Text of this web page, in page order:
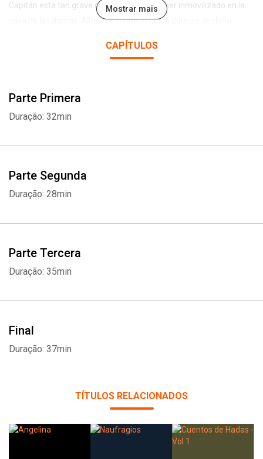
Capitán está tan grave que debe permanecer inmovilizado en la
casa de las damas. Allí se ve envuelto por la dulzura de doña
espera de que la reina Isabel II reconozca el título de su difunto
Mostrar mais
CAPÍTULOS
Parte Primera
Duração: 32min
Parte Segunda
Duração: 28min
Parte Tercera
Duração: 35min
Final
Duração: 37min
TÍTULOS RELACIONADOS